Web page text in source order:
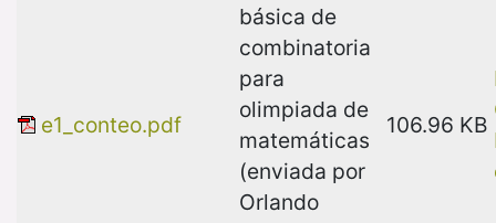
e1_conteo.pdf
básica de
combinatoria
para
olimpiada de
matemáticas
(enviada por
Orlando
106.96 KB